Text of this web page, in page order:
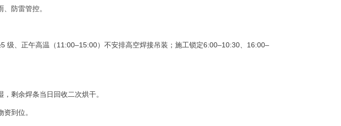
防雷管控。
级、正午高温（11:00–15:00）不安排高空焊接吊装；施工锁定6:00–10:30、16:00–
剩余焊条当日回收二次烘干。
到位。